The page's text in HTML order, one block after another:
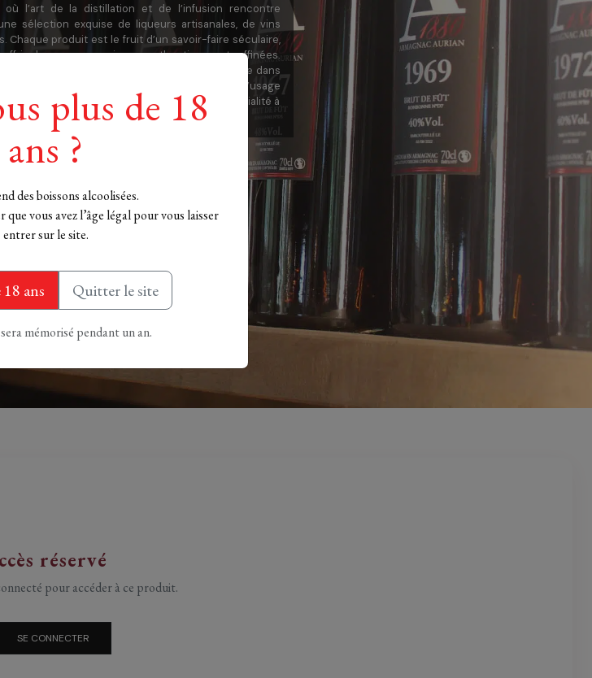
où l’art de la distillation et de l’infusion rencontre
sélection exquise de liqueurs artisanales, de vins
Chaque produit est le fruit d’un savoir-faire séculaire,
des saveurs uniques, authentiques et raffinées.
et d’arômes, où chaque gorgée vous transporte dans
nos créations d’exception, sublimées par l’usage
pour des moments de délice et de convivialité à
réservé
pour accéder à ce produit.
SE CONNECTER
plus de 18
ans ?
des boissons alcoolisées.
vous avez l’âge légal pour vous laisser
entrer sur le site.
18 ans Quitter le site
mémorisé pendant un an.